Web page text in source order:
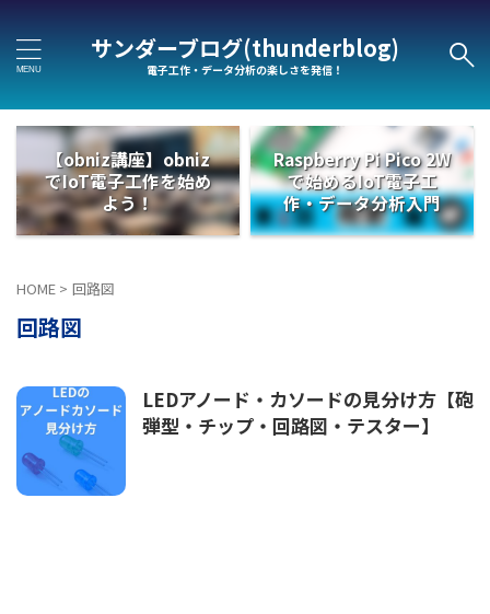
サンダーブログ(thunderblog)
電子工作・データ分析の楽しさを発信！
【obniz講座】obniz
でIoT電子工作を始め
よう！
Raspberry Pi Pico 2W
で始めるIoT電子工
作・データ分析入門
HOME > 回路図
回路図
LEDアノード・カソードの見分け方【砲
弾型・チップ・回路図・テスター】